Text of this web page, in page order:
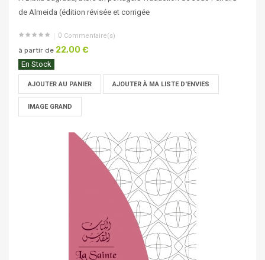
de Almeida (édition révisée et corrigée
0 Commentaire(s)
à partir de 22,00 €
En Stock
AJOUTER AU PANIER AJOUTER À MA LISTE D'ENVIES
IMAGE GRAND